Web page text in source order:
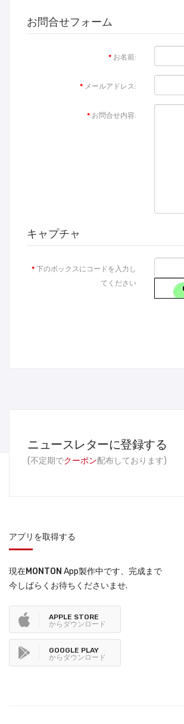
お問合せフォーム
お名前:
メールアドレス:
お問合せ内容:
キャプチャ
下のボックスにコードを入力し
てください
ニュースレターに登録する
(不定期でクーポン配布しております)
アプリを取得する
現在MONTON App製作中です、完成まで
今しばらくお待ちくださいませ.
APPLE STORE
からダウンロード
GOOGLE PLAY
からダウンロード